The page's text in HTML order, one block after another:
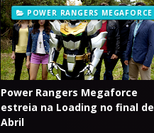
POWER RANGERS MEGAFORCE
Power Rangers Megaforce
estreia na Loading no final de
Abril